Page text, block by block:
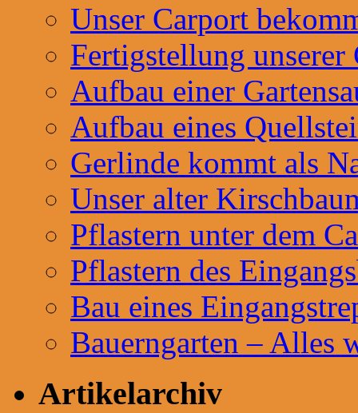
Unser Carport
Fertigstellung unserer
Aufbau einer
Aufbau eines
Gerlinde kommt als
Unser alter
Pflastern unter dem
Pflastern des
Bau eines
Bauerngarten – Alles
Artikelarchiv